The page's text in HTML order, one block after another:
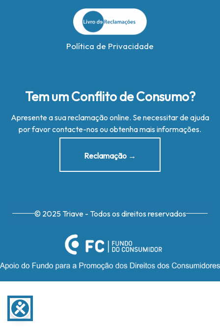
Política de Privacidade
Tem um Conflito de Consumo?
Apresente a sua reclamação online. Se necessitar de ajuda
por favor contacte-nos ou obtenha mais informações.
Reclamação →
© 2025 Triave - Todos os direitos reservados